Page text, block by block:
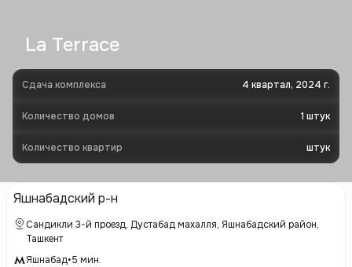
La Terrace
Сдача комплекса 4 квартал, 2024 г.
Количество домов 1 штук
Количество квартир штук
Яшнабадский р-н
Сандикли 3-й проезд, Дустабад махалля, Яшнабадский район,
Ташкент
Яшнабад•5 мин.